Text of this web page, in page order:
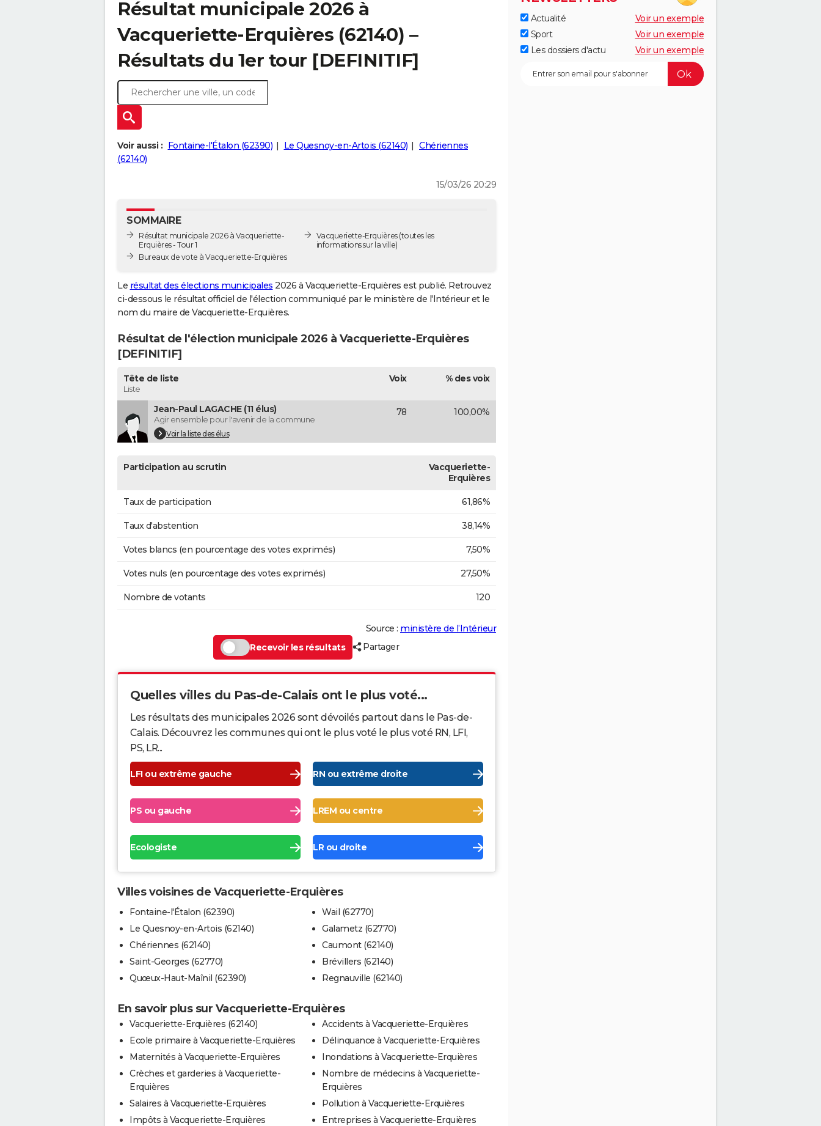
Résultat municipale 2026 à
Vacqueriette-Erquières (62140) –
Résultats du 1er tour [DEFINITIF]
Voir aussi : Fontaine-l'Étalon (62390) Le Quesnoy-en-Artois (62140)
Chériennes
(62140)
15/03/26 20:29
SOMMAIRE
Résultat municipale 2026 à Vacqueriette-
Erquières - Tour 1
Bureaux de vote à Vacqueriette-Erquières
Vacqueriette-Erquières(toutes les
informations sur la ville)
Le résultat des élections municipales 2026 à Vacqueriette-Erquières est publié. Retrouvez
ci-dessous le résultat officiel de l'élection communiqué par le ministère de l'Intérieur et le
nom du maire de Vacqueriette-Erquières.
Résultat de l'élection municipale 2026 à Vacqueriette-Erquières
[DEFINITIF]
Tête de liste
Liste
Voix % des voix
Jean-Paul LAGACHE (11 élus)
Agir ensemble pour l'avenir de la commune
Voir la liste des élus
78 100,00%
Participation au scrutin
Vacqueriette-
Erquières
Taux de participation 61,86%
Taux d'abstention 38,14%
Votes blancs (en pourcentage des votes exprimés) 7,50%
Votes nuls (en pourcentage des votes exprimés) 27,50%
Nombre de votants 120
Source : ministère de l’Intérieur
Recevoir les résultats
Partager
Quelles villes du Pas-de-Calais ont le plus voté...
Les résultats des municipales 2026 sont dévoilés partout dans le Pas-de-
Calais. Découvrez les communes qui ont le plus voté le plus voté RN, LFI,
PS, LR...
LFI ou extrême gauche RN ou extrême droite
PS ou gauche LREM ou centre
Ecologiste LR ou droite
Villes voisines de Vacqueriette-Erquières
Fontaine-l'Étalon (62390)
Le Quesnoy-en-Artois (62140)
Chériennes (62140)
Saint-Georges (62770)
Quœux-Haut-Maînil (62390)
Wail (62770)
Galametz (62770)
Caumont (62140)
Brévillers (62140)
Regnauville (62140)
En savoir plus sur Vacqueriette-Erquières
Vacqueriette-Erquières (62140)
Ecole primaire à Vacqueriette-Erquières
Maternités à Vacqueriette-Erquières
Crèches et garderies à Vacqueriette-
Erquières
Salaires à Vacqueriette-Erquières
Impôts à Vacqueriette-Erquières
Accidents à Vacqueriette-Erquières
Délinquance à Vacqueriette-Erquières
Inondations à Vacqueriette-Erquières
Nombre de médecins à Vacqueriette-
Erquières
Pollution à Vacqueriette-Erquières
Entreprises à Vacqueriette-Erquières
Actualité
Voir un exemple
Sport
Voir un exemple
Les dossiers d'actu
Voir un exemple